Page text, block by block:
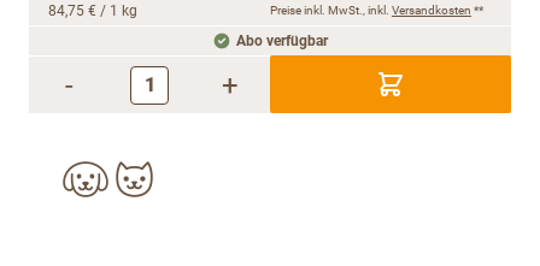
84,75 € / 1 kg Preise inkl. MwSt., inkl. Versandkosten **
Abo verfügbar
- +